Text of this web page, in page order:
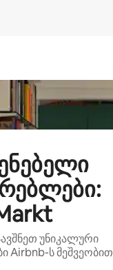
უნიკალური
Airbnb-ს მეშვეობით